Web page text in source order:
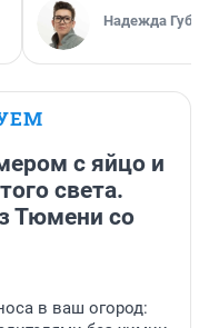
Надежда
с яйцо и
света.
Тюмени со
в ваш огород: